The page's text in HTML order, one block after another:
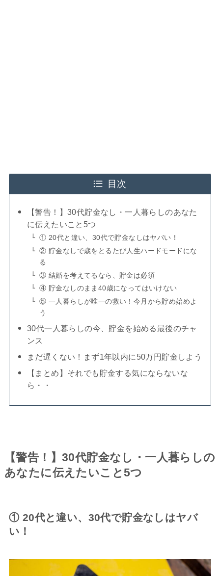
目次
【警告！】30代貯金なし・一人暮らしのあなた
に伝えたいこと5つ
① 20代と違い、30代で貯金なしはヤバい！
② 貯金なしで歳をとるたび人生ハードモードにな
る
③ 結婚を考えてるなら、貯金は必須
④ 貯金なしのまま40歳になってはいけない
⑤ 一人暮らしが唯一の救い！今月から貯め始めよ
う
30代一人暮らしの今、貯金を始める最後のチャ
ンス
まだ遅くない！まず1年以内に50万円貯金しよう
【まとめ】それでも貯金する気にならないな
ら・・
【警告！】30代貯金なし・一人暮らしの
あなたに伝えたいこと5つ
① 20代と違い、30代で貯金なしはヤバ
い！